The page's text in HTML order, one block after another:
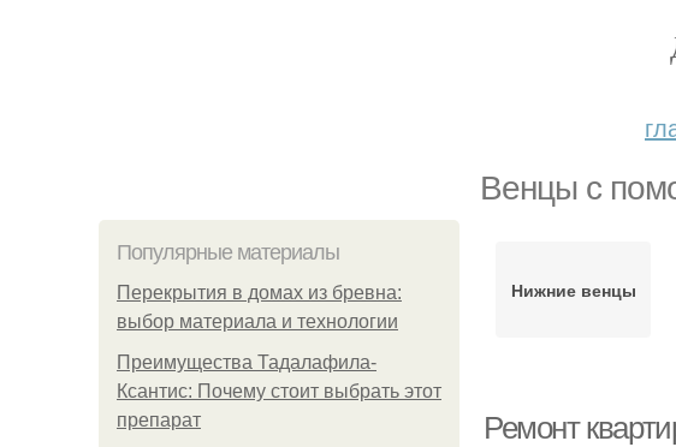
Венцы с
Популярные материалы
Перекрытия в домах из бревна:
выбор материала и технологии
Преимущества Тадалафила-
Ксантис: Почему стоит выбрать этот
препарат
Нижние венцы
Ремонт